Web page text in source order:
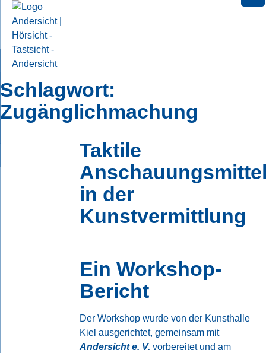
to
content
Schlagwort:
Zugänglichmachung
Taktile
in der
Kunstvermittlung
Ein Workshop-
Bericht
Der Workshop wurde von der Kunsthalle
Kiel ausgerichtet, gemeinsam mit
Andersicht e. V.vorbereitet und am